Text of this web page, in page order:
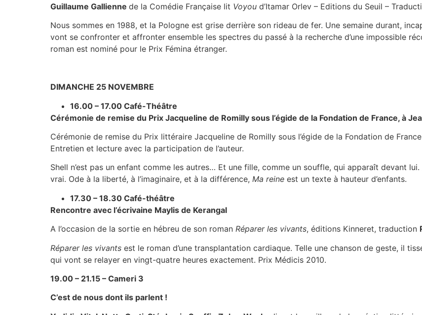
Guillaume Gallienne de la Comédie Française lit Voyou d’Itamar Orlev – Editions du Seuil –
Nous sommes en 1988, et la Pologne est grise derrière son rideau de fer. Une semaine durant,
vont se confronter et affronter ensemble les spectres du passé à la recherche d’une impossible
roman est nominé pour le Prix Fémina étranger.
DIMANCHE 25 NOVEMBRE
16.00 – 17.00 Café-Théâtre
Cérémonie de remise du Prix Jacqueline de Romilly sous l’égide de la Fondation de France, à
Cérémonie de remise du Prix littéraire Jacqueline de Romilly sous l’égide de la Fondation de
Entretien et lecture avec la participation de l’auteur.
Shell n’est pas un enfant comme les autres… Et une fille, comme un souffle, qui apparaît devant
vrai. Ode à la liberté, à l’imaginaire, et à la différence, Ma reine est un texte à hauteur d’enfants.
17.30 – 18.30 Café-théâtre
Rencontre avec l’écrivaine Maylis de Kerangal
A l’occasion de la sortie en hébreu de son roman Réparer les vivants, éditions Kinneret, traduction
Réparer les vivants est le roman d’une transplantation cardiaque. Telle une chanson de geste, il
qui vont se relayer en vingt-quatre heures exactement. Prix Médicis 2010.
19.00 – 21.15 – Cameri 3
C’est de nous dont ils parlent !